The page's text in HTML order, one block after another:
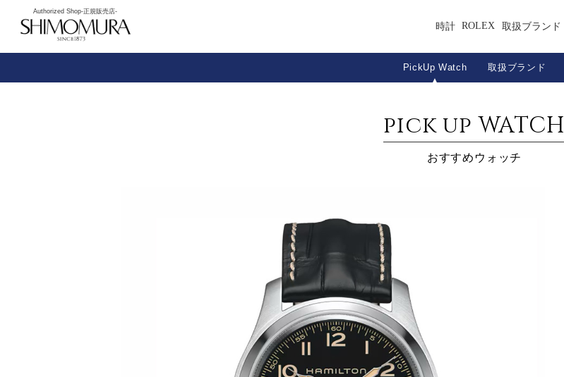
Authorized Shop-正規販売店-
時計 ROLEX 取扱ブランド
PickUp Watch 取扱ブランド
pick up WATCH
おすすめウォッチ